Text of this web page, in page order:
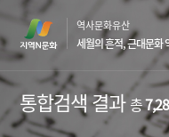
문
바
로
기
역사문화유산
세월의 흔적, 근대문화
통합검색 결과총